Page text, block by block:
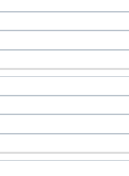
Рейс